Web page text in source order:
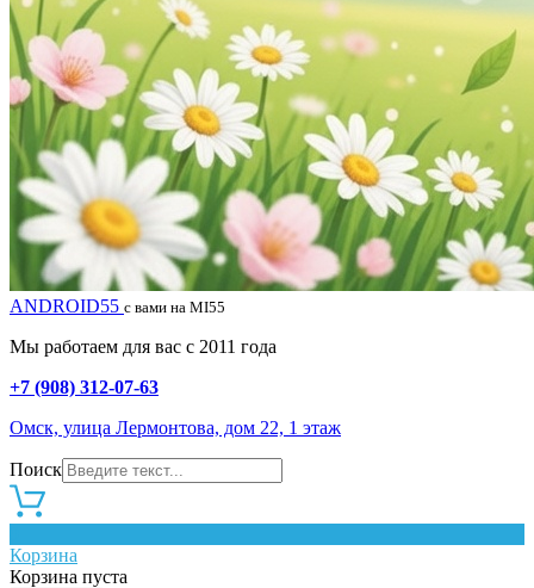
ANDROID55 с вами на MI55
Мы работаем для вас с 2011 года
+7 (908) 312-07-63
Омск, улица Лермонтова, дом 22, 1 этаж
Поиск
Корзина
Корзина пуста